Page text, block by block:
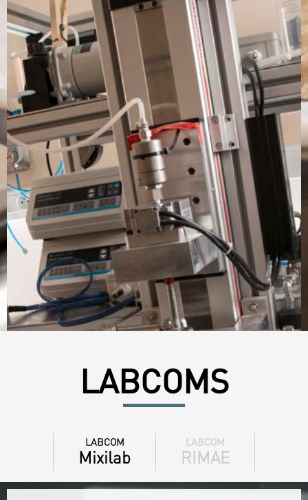
LABCOMS
LABCOM
Mixilab
LABCOM
RIMAE